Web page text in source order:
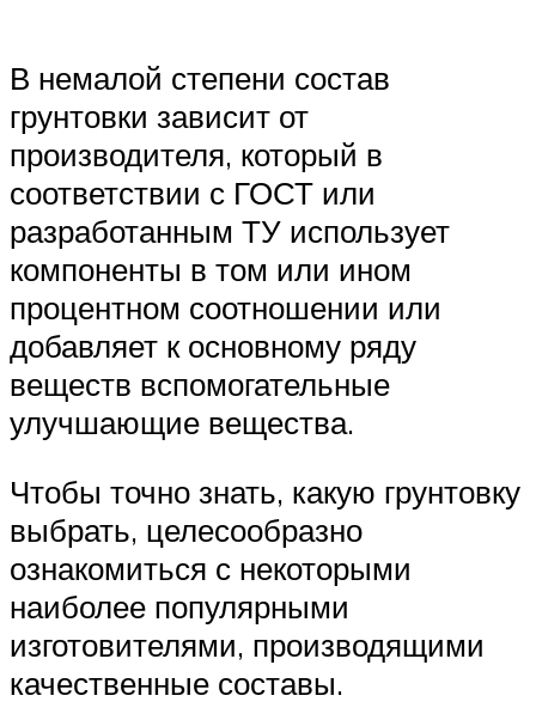
В немалой степени состав
грунтовки зависит от
производителя, который в
соответствии с ГОСТ или
разработанным ТУ использует
компоненты в том или ином
процентном соотношении или
добавляет к основному ряду
веществ вспомогательные
улучшающие вещества.
Чтобы точно знать, какую грунтовку
выбрать, целесообразно
ознакомиться с некоторыми
наиболее популярными
изготовителями, производящими
качественные составы.